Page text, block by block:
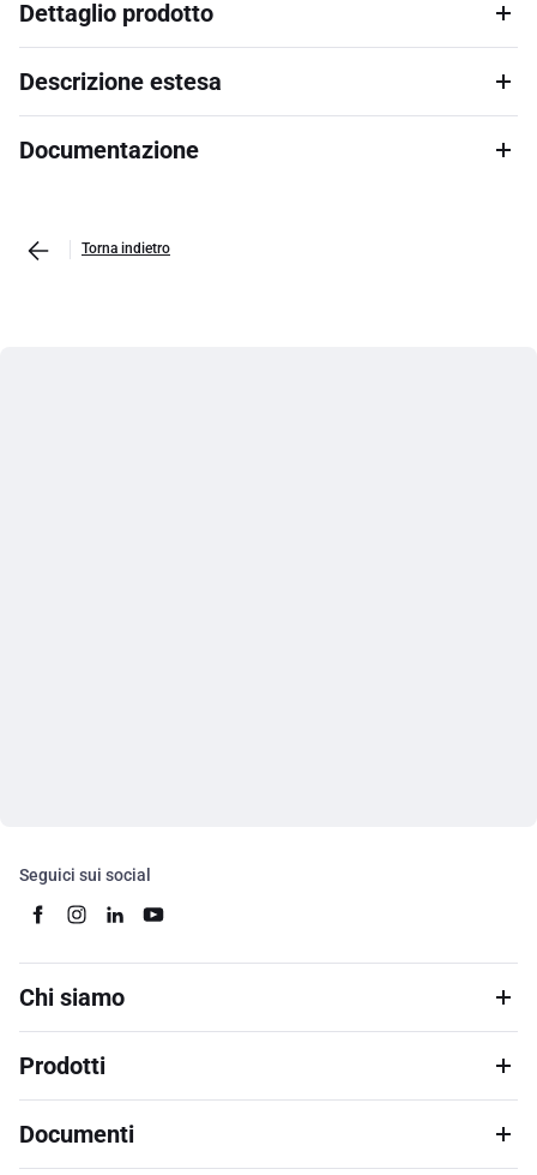
Dettaglio prodotto
Descrizione estesa
Documentazione
Torna indietro
Seguici sui social
Chi siamo
Prodotti
Documenti